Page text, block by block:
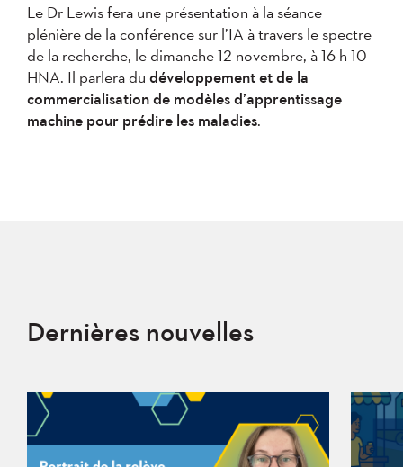
Le Dr Lewis fera une présentation à la séance
plénière de la conférence sur l’IA à travers le spectre
de la recherche, le dimanche 12 novembre, à 16 h 10
HNA. Il parlera du développement et de la
commercialisation de modèles d’apprentissage
machine pour prédire les maladies.
Dernières nouvelles